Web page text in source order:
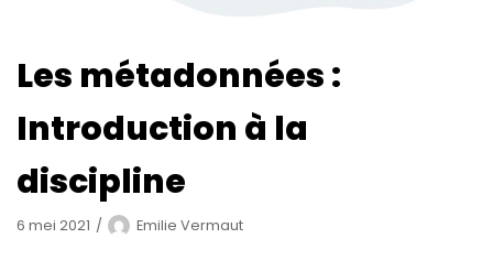
Les métadonnées :
Introduction à la
discipline
6 mei 2021 Emilie Vermaut